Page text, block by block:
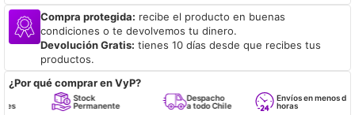
Compra protegida: recibe el producto en buenas
condiciones o te devolvemos tu dinero.
Devolución Gratis: tienes 10 días desde que recibes tus
productos.
¿Por qué comprar en VyP?
Stock
Permanente
Despacho
a todo Chile
Envíos en menos de 24
horas